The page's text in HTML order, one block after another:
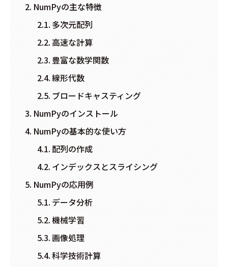
NumPyの主な特徴
多次元配列
高速な計算
豊富な数学関数
線形代数
ブロードキャスティング
NumPyのインストール
NumPyの基本的な使い方
配列の作成
インデックスとスライシング
NumPyの応用例
データ分析
機械学習
画像処理
科学技術計算